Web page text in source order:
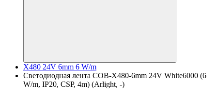
X480 24V 6mm 6 W/m
Светодиодная лента COB-X480-6mm 24V White6000 (6
W/m, IP20, CSP, 4m) (Arlight, -)